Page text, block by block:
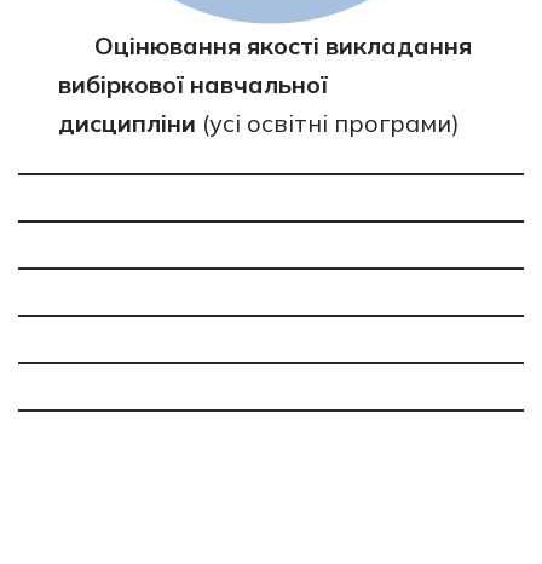
Оцінювання якості викладання
вибіркової навчальної
дисципліни (усі освітні програми)